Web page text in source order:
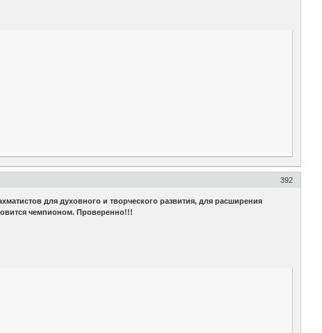
392
для духовного и творческого развития, для расширения
чемпионом. Проверенно!!!